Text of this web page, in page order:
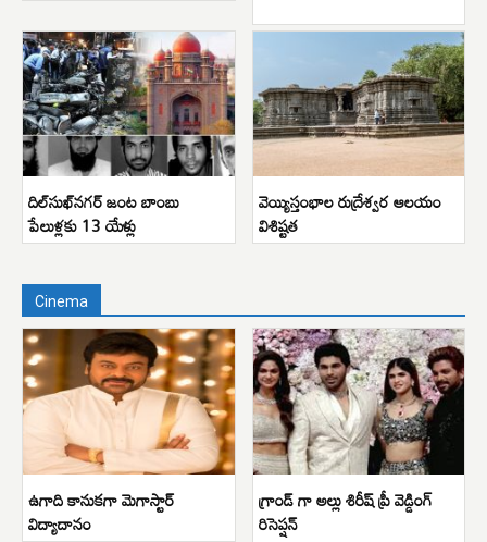
దిల్‌సుఖ్‌నగర్ జంట బాంబు
పేలుళ్లకు 13 యేళ్లు
వెయ్యిస్తంభాల రుద్రేశ్వర ఆలయం
విశిష్టత
Cinema
ఉగాది కానుకగా మెగాస్టార్
విద్యాదానం
గ్రాండ్ గా అల్లు శిరీష్ ప్రీ వెడ్డింగ్
రిసెప్షన్